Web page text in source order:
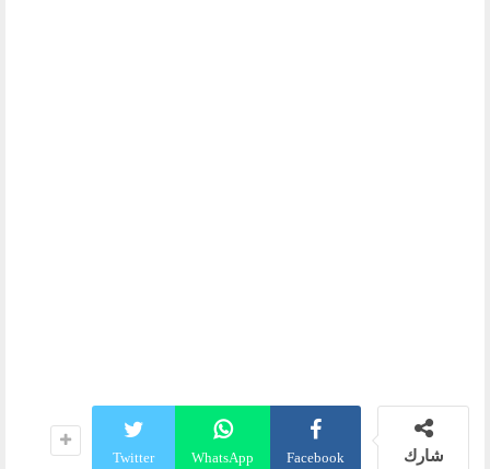
شارك Facebook
WhatsApp
Twitter